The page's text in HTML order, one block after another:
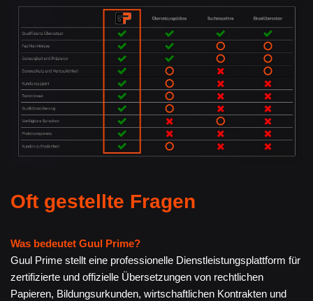
Oft gestellte Fragen
Was bedeutet Guul Prime?
Guul Prime stellt eine professionelle Dienstleistungsplattform für
zertifizierte und offizielle Übersetzungen von rechtlichen
Papieren, Bildungsurkunden, wirtschaftlichen Kontrakten und